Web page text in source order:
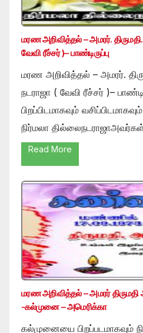
மரண அறிவித்தல் – அமரர்.
வேவி ரீச்சர் )– பாண்டிருப்பு
மரண அறிவித்தல் – அமரர்.
நடராஜா ( வேவி ரீச்சர் )–
பிறப்பிடமாகவும்
நிர்மலா
Read More
மரண அறிவித்தல் – அமரர் திருமதி
-கல்முனை – அமெரிக்கா
கல்முனையை பிறப்படமாகவும்